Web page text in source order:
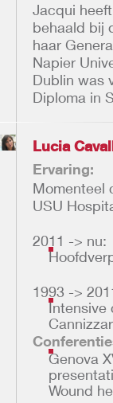
Jacqui
behaald bij
haar
Napier
Dublin was
Diploma in
Lucia
Ervaring:
Momenteel
USU
2011 -> nu:
1993 ->
Intensive
Genova
Wound